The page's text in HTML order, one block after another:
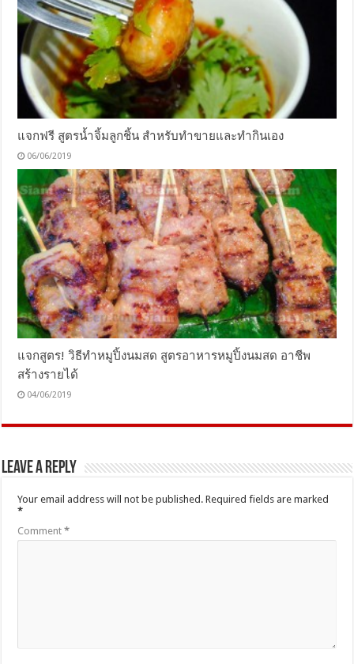
แจกฟรี สูตรน้ำจิ้มลูกชิ้น สำหรับทำขายและทำกินเอง
06/06/2019
แจกสูตร! วิธีทำหมูปิ้งนมสด สูตรอาหารหมูปิ้งนมสด อาชีพ
สร้างรายได้
04/06/2019
Leave a Reply
Your email address will not be published. Required fields are marked
*
Comment*